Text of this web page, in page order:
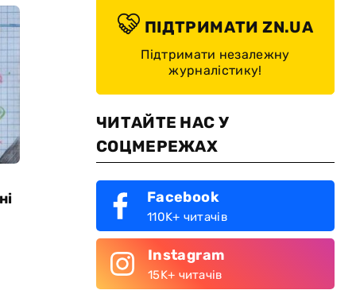
ПІДТРИМАТИ ZN.UA
Підтримати незалежну
журналістику!
ЧИТАЙТЕ НАС У
СОЦМЕРЕЖАХ
Facebook
110K+ читачів
Instagram
15K+ читачів